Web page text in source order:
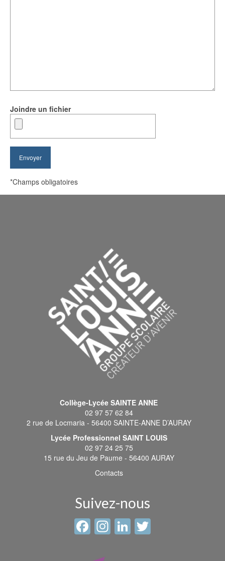
Joindre un fichier
*Champs obligatoires
Collège-Lycée SAINTE ANNE
02 97 57 62 84
2 rue de Locmaria - 56400 SAINTE-ANNE D’AURAY
Lycée Professionnel SAINT LOUIS
02 97 24 25 75
15 rue du Jeu de Paume - 56400 AURAY
Contacts
Suivez-nous
Facebook
Instagram
LinkedIn